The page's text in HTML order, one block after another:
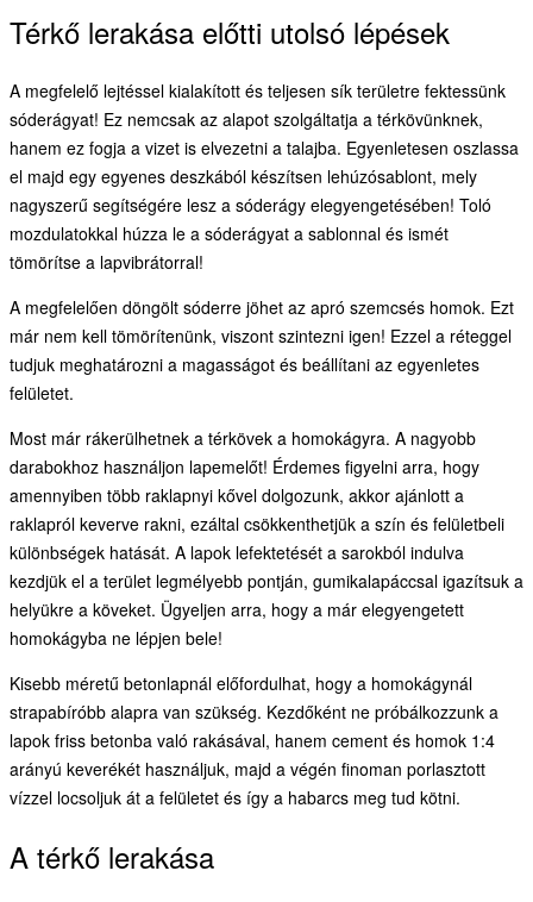
Térkő lerakása előtti utolsó lépések
A megfelelő lejtéssel kialakított és teljesen sík területre fektessünk
sóderágyat! Ez nemcsak az alapot szolgáltatja a térkövünknek,
hanem ez fogja a vizet is elvezetni a talajba. Egyenletesen oszlassa
el majd egy egyenes deszkából készítsen lehúzósablont, mely
nagyszerű segítségére lesz a sóderágy elegyengetésében! Toló
mozdulatokkal húzza le a sóderágyat a sablonnal és ismét
tömörítse a lapvibrátorral!
A megfelelően döngölt sóderre jöhet az apró szemcsés homok. Ezt
már nem kell tömörítenünk, viszont szintezni igen! Ezzel a réteggel
tudjuk meghatározni a magasságot és beállítani az egyenletes
felületet.
Most már rákerülhetnek a térkövek a homokágyra. A nagyobb
darabokhoz használjon lapemelőt! Érdemes figyelni arra, hogy
amennyiben több raklapnyi kővel dolgozunk, akkor ajánlott a
raklapról keverve rakni, ezáltal csökkenthetjük a szín és felületbeli
különbségek hatását. A lapok lefektetését a sarokból indulva
kezdjük el a terület legmélyebb pontján, gumikalapáccsal igazítsuk a
helyükre a köveket. Ügyeljen arra, hogy a már elegyengetett
homokágyba ne lépjen bele!
Kisebb méretű betonlapnál előfordulhat, hogy a homokágynál
strapabíróbb alapra van szükség. Kezdőként ne próbálkozzunk a
lapok friss betonba való rakásával, hanem cement és homok 1:4
arányú keverékét használjuk, majd a végén finoman porlasztott
vízzel locsoljuk át a felületet és így a habarcs meg tud kötni.
A térkő lerakása